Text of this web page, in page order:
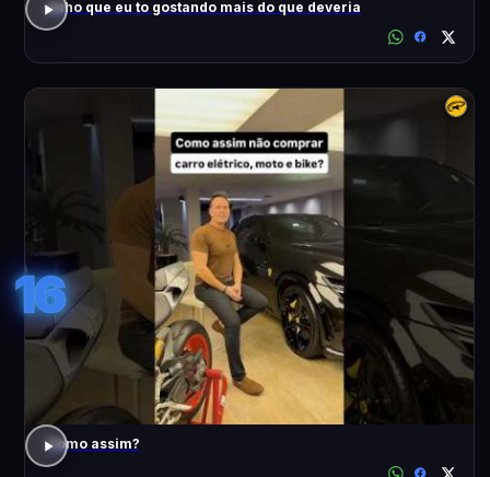
acho que eu to gostando mais do que deveria
16
Como assim?